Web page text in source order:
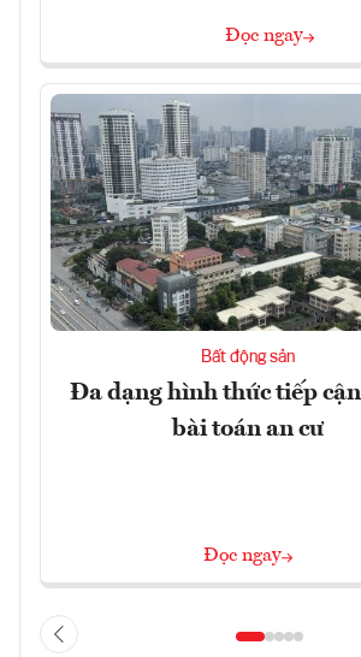
Đọc ngay
Bất động sản
Đa dạng hình thức tiếp
bài toán an cư
Đọc ngay